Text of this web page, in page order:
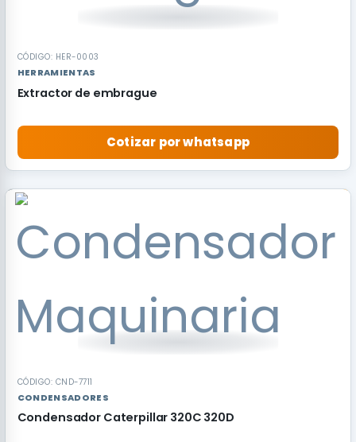
CÓDIGO: HER-0003
HERRAMIENTAS
Extractor de embrague
Cotizar por whatsapp
RECOMENDADO
CÓDIGO: CND-7711
CONDENSADORES
Condensador Caterpillar 320C 320D